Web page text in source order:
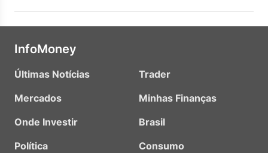
InfoMoney
Últimas Notícias
Mercados
Onde Investir
Política
Trader
Minhas Finanças
Brasil
Consumo